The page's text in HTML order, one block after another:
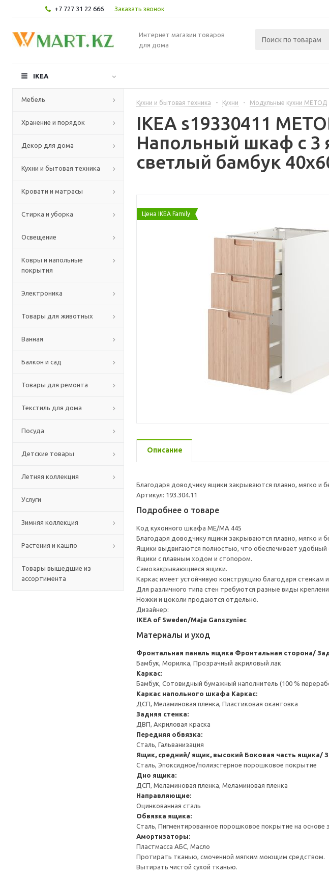
+7 727 31 22 666 Заказать звонок
Интернет магазин товаров
для дома
IKEA
Мебель
Хранение и порядок
Декор для дома
Кухни и бытовая техника
Кровати и матрасы
Стирка и уборка
Освещение
Ковры и напольные
покрытия
Электроника
Товары для животных
Ванная
Балкон и сад
Товары для ремонта
Текстиль для дома
Посуда
Детские товары
Летняя коллекция
Услуги
Зимняя коллекция
Растения и кашпо
Товары вышедшие из
ассортимента
Кухни и бытовая техника - Кухни - Модульные кухни МЕТОД
IKEA s19330411
Напольный шкаф с
светлый бамбук
Цена IKEA Family
Описание
Благодаря доводчику ящики закрываются плавно, мягко и
Артикул: 193.304.11
Подробнее о товаре
Код кухонного шкафа ME/MA 445
Благодаря доводчику ящики закрываются плавно, мягко и
Ящики выдвигаются полностью, что обеспечивает
Ящики с плавным ходом и стопором.
Самозакрывающиеся ящики.
Каркас имеет устойчивую конструкцию благодаря
Для различного типа стен требуются разные виды
Ножки и цоколи продаются отдельно.
Дизайнер:
IKEA of Sweden/Maja Ganszyniec
Материалы и уход
Фронтальная панель ящика Фронтальная сторона/
Бамбук, Морилка, Прозрачный акриловый лак
Каркас:
Бамбук, Сотовидный бумажный наполнитель (100 %
Каркас напольного шкафа Каркас:
ДСП, Меламиновая пленка, Пластиковая окантовка
Задняя стенка:
ДВП, Акриловая краска
Передняя обвязка:
Сталь, Гальванизация
Ящик, средний/ ящик, высокий Боковая часть ящика/
Сталь, Эпоксидное/полиэстерное порошковое покрытие
Дно ящика:
ДСП, Меламиновая пленка, Меламиновая пленка
Направляющие:
Оцинкованная сталь
Обвязка ящика:
Сталь, Пигментированное порошковое покрытие на основе
Амортизаторы:
Пластмасса АБС, Масло
Протирать тканью, смоченной мягким моющим средством.
Вытирать чистой сухой тканью.